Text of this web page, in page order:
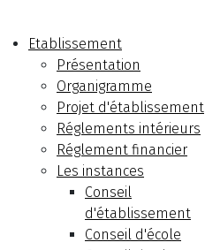
Etablissement
Présentation
Organigramme
Projet d'établissement
Réglements intérieurs
Réglement financier
Les instances
Conseil
d'établissement
Conseil d'école